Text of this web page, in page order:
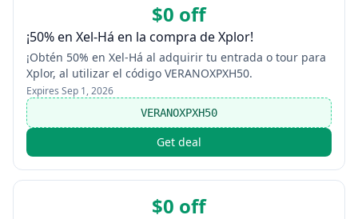
$0 off
¡50% en Xel-Há en la compra de Xplor!
¡Obtén 50% en Xel-Há al adquirir tu entrada o tour para
Xplor, al utilizar el código VERANOXPXH50.
Expires Sep 1, 2026
VERANOXPXH50
Get deal
$0 off